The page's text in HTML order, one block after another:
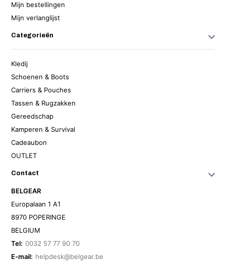
Mijn bestellingen
Mijn verlanglijst
Categorieën
Kledij
Schoenen & Boots
Carriers & Pouches
Tassen & Rugzakken
Gereedschap
Kamperen & Survival
Cadeaubon
OUTLET
Contact
BELGEAR
Europalaan 1 A1
8970 POPERINGE
BELGIUM
Tel: 0032 57 77 90 70
E-mail: helpdesk@belgear.be